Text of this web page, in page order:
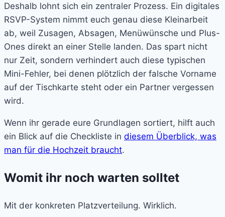
Deshalb lohnt sich ein zentraler Prozess. Ein digitales
RSVP-System nimmt euch genau diese Kleinarbeit
ab, weil Zusagen, Absagen, Menüwünsche und Plus-
Ones direkt an einer Stelle landen. Das spart nicht
nur Zeit, sondern verhindert auch diese typischen
Mini-Fehler, bei denen plötzlich der falsche Vorname
auf der Tischkarte steht oder ein Partner vergessen
wird.
Wenn ihr gerade eure Grundlagen sortiert, hilft auch
ein Blick auf die Checkliste in diesem Überblick, was
man für die Hochzeit braucht.
Womit ihr noch warten solltet
Mit der konkreten Platzverteilung. Wirklich.